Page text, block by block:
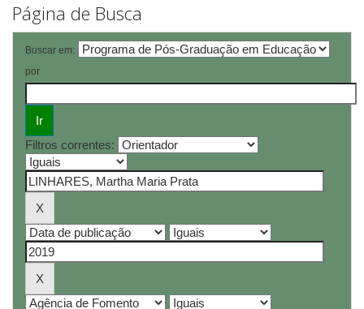
Página de Busca
Buscar em:
por
Filtros correntes: